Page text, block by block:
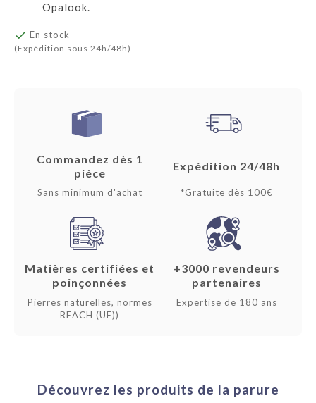
Opalook.
 En stock
(Expédition sous 24h/48h)
Commandez dès 1
pièce
Sans minimum d'achat
Expédition 24/48h
*Gratuite dès 100€
Matières certifiées et
poinçonnées
Pierres naturelles, normes
REACH (UE))
+3000 revendeurs
partenaires
Expertise de 180 ans
Découvrez les produits de la parure